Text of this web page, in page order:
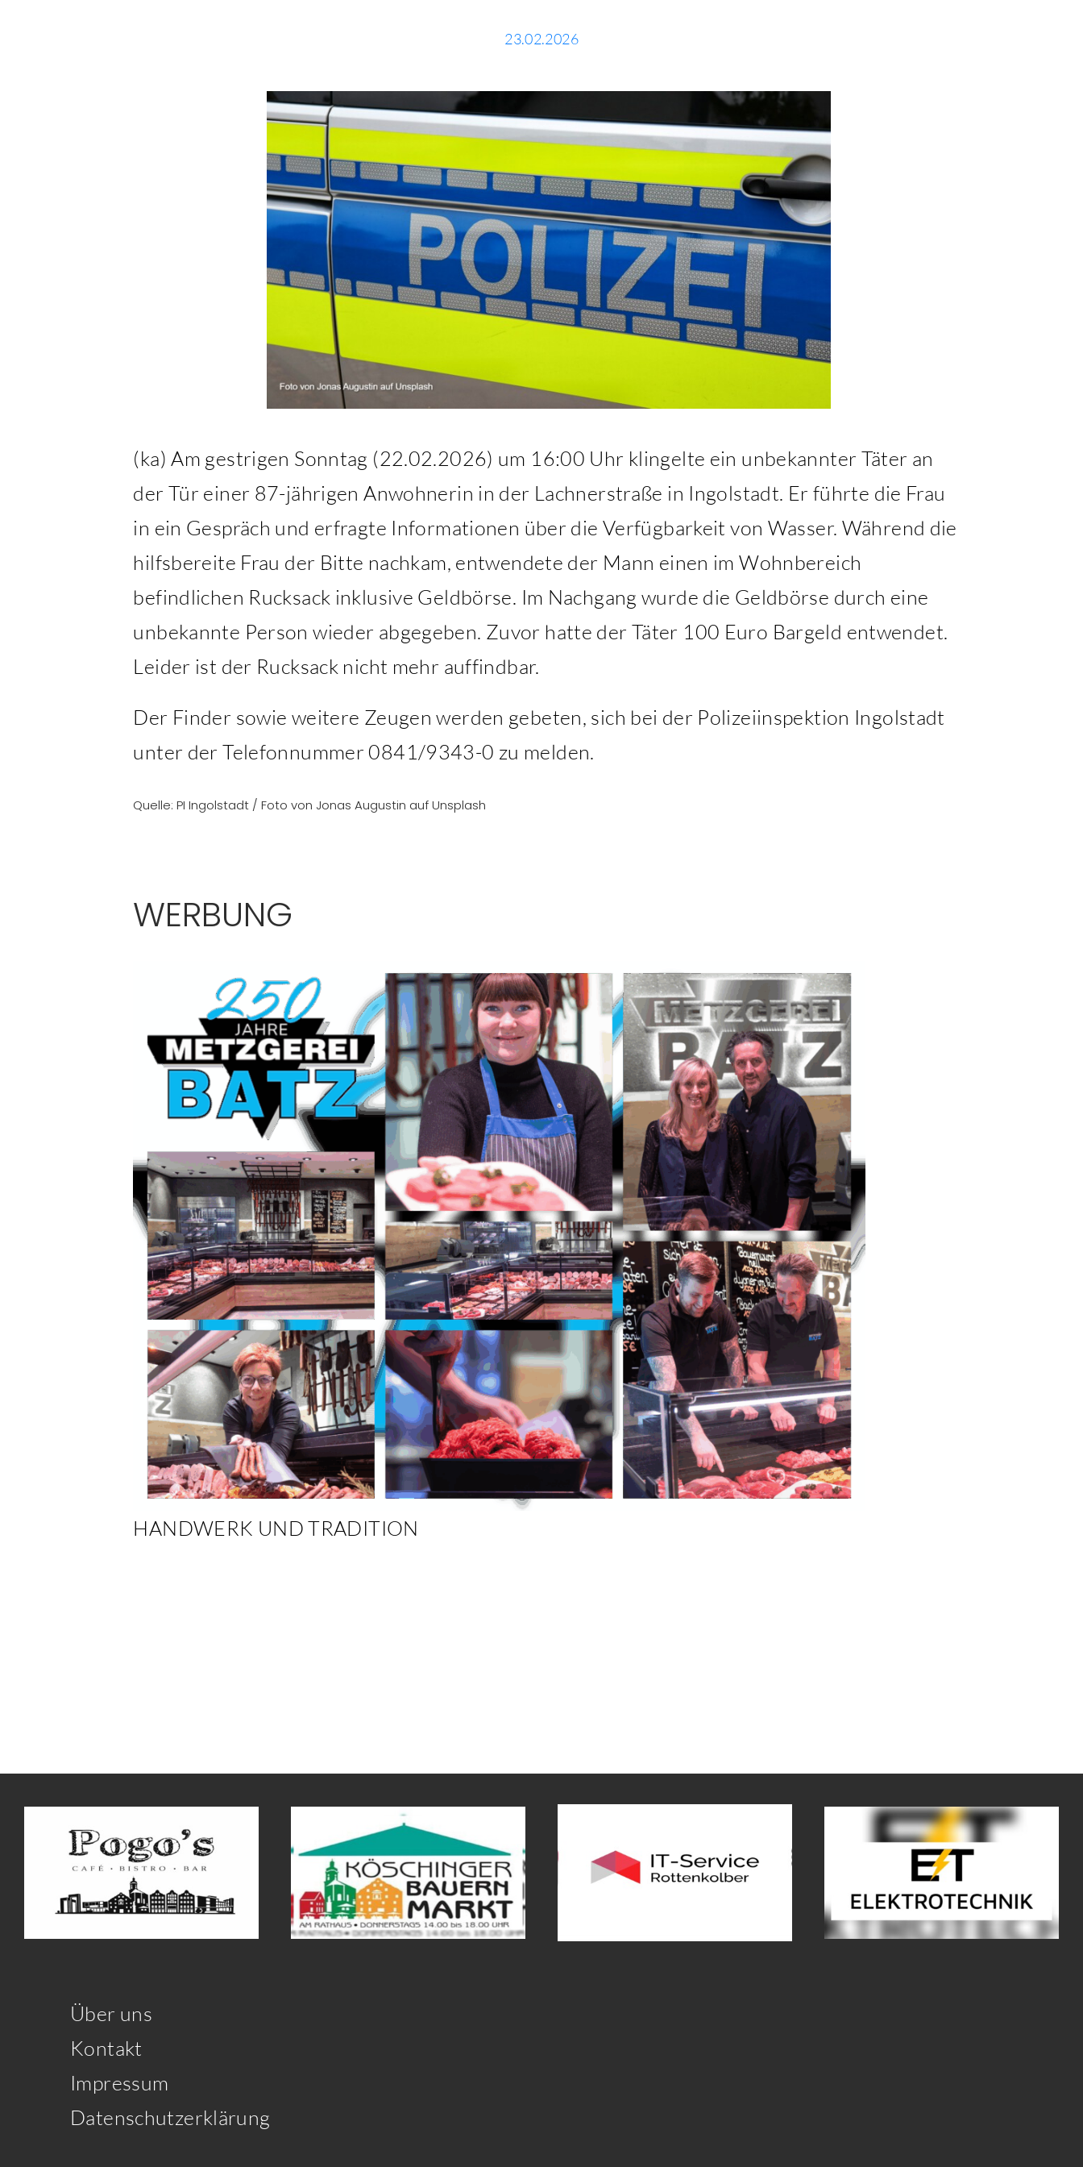
23.02.2026
(ka) Am gestrigen Sonntag (22.02.2026) um 16:00 Uhr klingelte ein unbekannter Täter an
der Tür einer 87-jährigen Anwohnerin in der Lachnerstraße in Ingolstadt. Er führte die Frau
in ein Gespräch und erfragte Informationen über die Verfügbarkeit von Wasser. Während die
hilfsbereite Frau der Bitte nachkam, entwendete der Mann einen im Wohnbereich
befindlichen Rucksack inklusive Geldbörse. Im Nachgang wurde die Geldbörse durch eine
unbekannte Person wieder abgegeben. Zuvor hatte der Täter 100 Euro Bargeld entwendet.
Leider ist der Rucksack nicht mehr auffindbar.
Der Finder sowie weitere Zeugen werden gebeten, sich bei der Polizeiinspektion Ingolstadt
unter der Telefonnummer 0841/9343-0 zu melden.
Quelle: PI Ingolstadt / Foto von Jonas Augustin auf Unsplash
WERBUNG
HANDWERK UND TRADITION
Über uns
Kontakt
Impressum
Datenschutzerklärung